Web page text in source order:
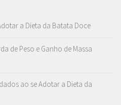
a Dieta da Batata Doce
de Peso e Ganho de Massa
ao se Adotar a Dieta da